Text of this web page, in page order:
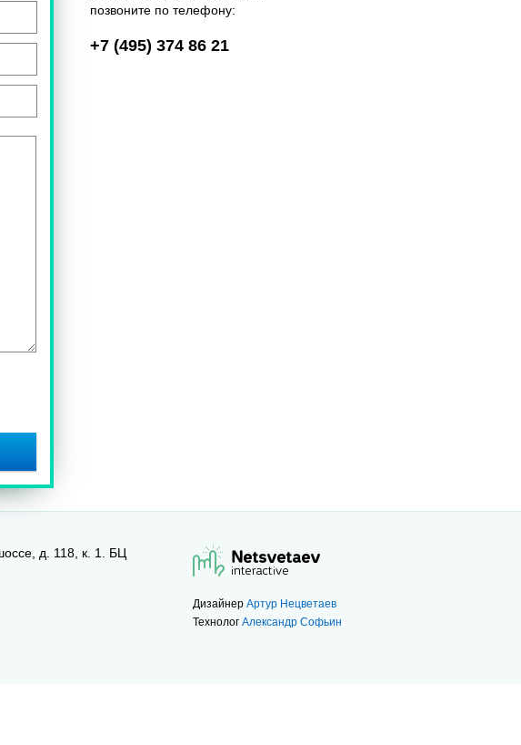
позвоните по телефону:
+7 (495) 374 86 21
д. 118, к. 1. БЦ
Дизайнер Артур Нецветаев
Технолог Александр Софьин